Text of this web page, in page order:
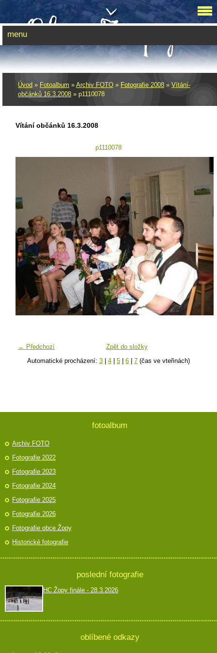
Úvod » Fotoalbum » Archiv FOTO » Fotografie 2008 » Vítání­
občánků 16.3.2008 » p1110078
Vítání­ občánků 16.3.2008
p1110078
← Předchozí
Zpět do složky
Automatické procházení: 3 | 4 | 5 | 6 | 7 (čas ve vteřinách)
menu
fotoalbum
Archiv FOTO
Fotografie 2022
Fotografie 2023
Fotografie 2024
Fotografie 2025
Fotografie 2026
Fotografie obce Žopy
Historické fotografie
poslední fotografie
HC Žopy finále - 28.3.2026
oblíbené odkazy